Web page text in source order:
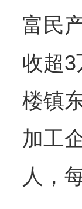
富民
收超
楼镇
加工
人，